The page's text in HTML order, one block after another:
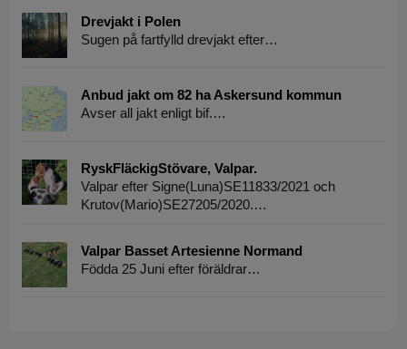
Drevjakt i Polen
Sugen på fartfylld drevjakt efter…
Anbud jakt om 82 ha Askersund kommun
Avser all jakt enligt bif.…
RyskFläckigStövare, Valpar.
Valpar efter Signe(Luna)SE11833/2021 och
Krutov(Mario)SE27205/2020.…
Valpar Basset Artesienne Normand
Födda 25 Juni efter föräldrar…